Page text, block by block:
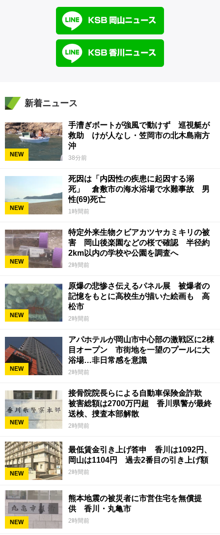
新着ニュース
NEW
手漕ぎボートが強風で動けず 巡視艇が
救助 けが人なし・笠岡市の北木島南方
沖
38分前
NEW
死因は「内因性の疾患に起因する溺
死」 倉敷市の海水浴場で水難事故 男
性(69)死亡
1時間前
NEW
特定外来生物クビアカツヤカミキリの被
害 岡山後楽園などの桜で確認 半径約
2km以内の学校や公園を調査へ
2時間前
NEW
原爆の悲惨さ伝えるパネル展 被爆者の
記憶をもとに高校生が描いた絵画も 高
松市
2時間前
NEW
アパホテルが岡山市中心部の激戦区に2棟
目オープン 市街地を一望のプールに大
浴場…非日常感を意識
2時間前
NEW
接骨院院長らによる自動車保険金詐欺
被害総額は2700万円超 香川県警が最終
送検、捜査本部解散
2時間前
NEW
最低賃金引き上げ答申 香川は1092円、
岡山は1104円 過去2番目の引き上げ額
2時間前
NEW
熊本地震の被災者に市営住宅を無償提
供 香川・丸亀市
2時間前